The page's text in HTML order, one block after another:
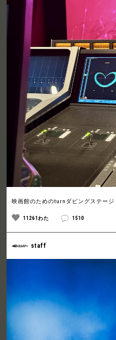
映画館のためのturnダビングステージ
11261わた 1510
staff